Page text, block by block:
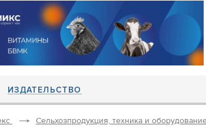
ИЗДАТЕЛЬСТВО
Сельхозпродукция, техника и